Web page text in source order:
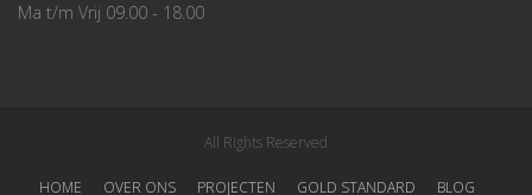
Ma t/m Vrij 09.00 - 18.00
All Rights Reserved
HOME OVER ONS PROJECTEN GOLD STANDARD BLOG